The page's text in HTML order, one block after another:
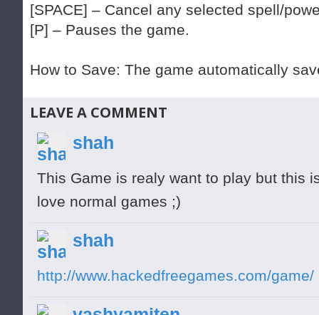
[SPACE] – Cancel any selected spell/
[P] – Pauses the game.
How to Save: The game automatically
LEAVE A COMMENT
shah
This Game is realy want to play but this
love normal games ;)
shah
http://www.hackedfreegames.com/game/